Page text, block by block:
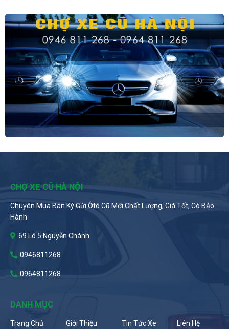
CHỢ XE CŨ HÀ NỘI
Chuyên Mua Bán Ký Gửi Ôtô Cũ Mới Chất Lượng, Giá Tốt, Có Bảo
Hành
69 Lô 5 Nguyễn Chánh
0946811268
0964811268
DANH MỤC
Trang Chủ Giới Thiệu Tin Tức Xe Liên Hệ